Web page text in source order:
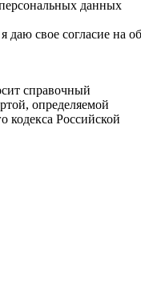
данных
свое согласие на
справочный
определяемой
кодекса Российской